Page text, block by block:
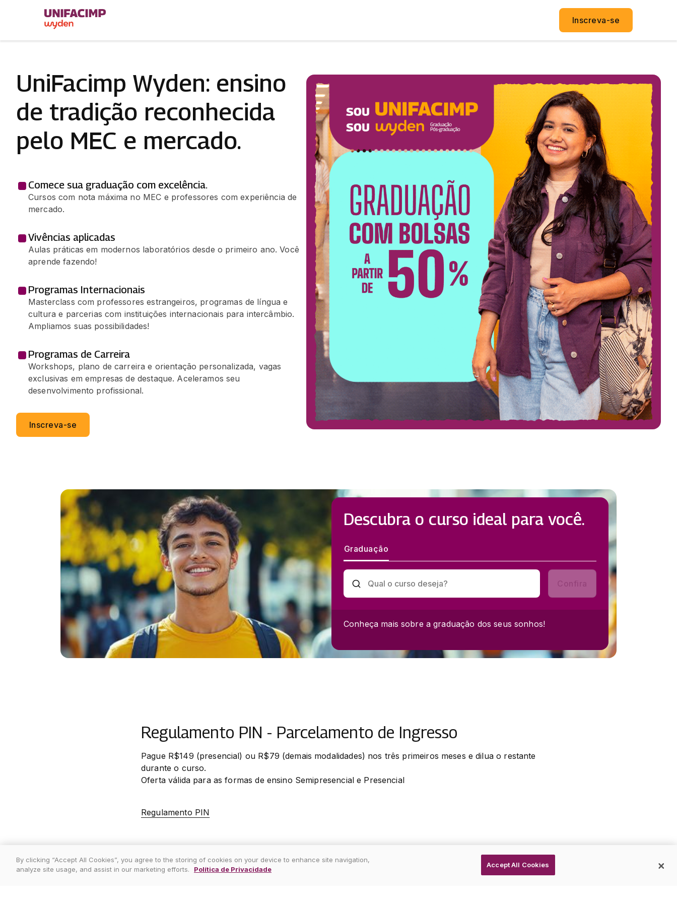
Inscreva-se
UniFacimp Wyden: ensino
de tradição reconhecida
pelo MEC e mercado.
Comece sua graduação com excelência.
Cursos com nota máxima no MEC e professores com experiência de
mercado.
Vivências aplicadas
Aulas práticas em modernos laboratórios desde o primeiro ano. Você
aprende fazendo!
Programas Internacionais
Masterclass com professores estrangeiros, programas de língua e
cultura e parcerias com instituições internacionais para intercâmbio.
Ampliamos suas possibilidades!
Programas de Carreira
Workshops, plano de carreira e orientação personalizada, vagas
exclusivas em empresas de destaque. Aceleramos seu
desenvolvimento profissional.
Inscreva-se
Descubra o curso ideal para você.
Graduação
Confira
Conheça mais sobre a graduação dos seus sonhos!
Regulamento PIN - Parcelamento de Ingresso
Pague R$149 (presencial) ou R$79 (demais modalidades) nos três primeiros meses e dilua o restante
durante o curso.
Oferta válida para as formas de ensino Semipresencial e Presencial
Regulamento PIN
By clicking “Accept All Cookies”, you agree to the storing of cookies on your device to enhance site navigation,
analyze site usage, and assist in our marketing efforts.
Política de Privacidade
Accept All Cookies